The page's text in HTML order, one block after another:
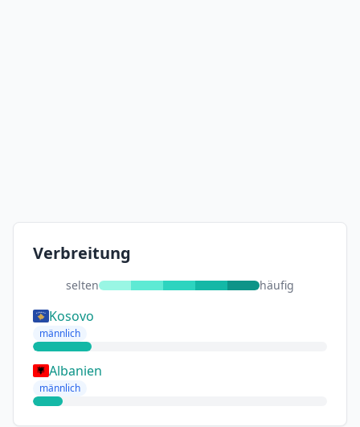
Verbreitung
selten häufig
Kosovo
männlich
Albanien
männlich